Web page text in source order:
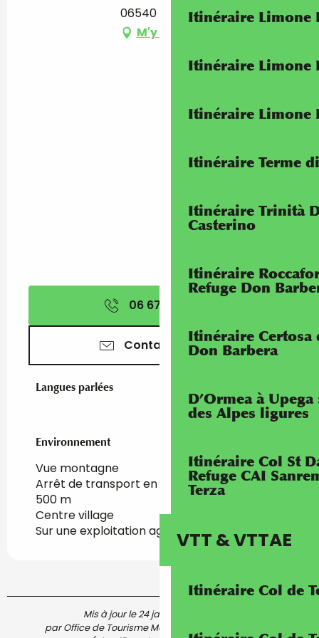
Itinéraire Limone
Itinéraire Limone
Itinéraire Limone
Itinéraire Terme
Itinéraire Trinità
Casterino
Itinéraire
Refuge Don
Itinéraire Certosa
Don Barbera
D’Ormea à
des Alpes ligures
Itinéraire Col St
Refuge CAI
Terza
VTT & VTTAE
Itinéraire Col de
06540 Saorge
M'y rendre
06 67 89 77
Contactez-nous
Langues parlées
Langues parlées
Environnement
Environnement
Vue montagne
Arrêt de transport en commun à moins de
500 m
Centre village
Sur une exploitation agricole
Mis à jour le 24 janvier 2024 à 17:20
par Office de Tourisme Menton, Riviera & Merveilles